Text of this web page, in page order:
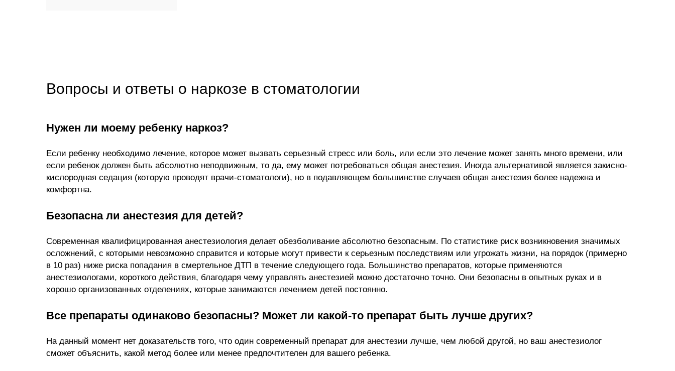
Вопросы и ответы о наркозе в стоматологии
Нужен ли моему ребенку наркоз?
Если ребенку необходимо лечение, которое может вызвать серьезный стресс или боль, или если это лечение может занять много времени, или
если ребенок должен быть абсолютно неподвижным, то да, ему может потребоваться общая анестезия. Иногда альтернативой является закисно-
кислородная седация (которую проводят врачи-стоматологи), но в подавляющем большинстве случаев общая анестезия более надежна и
комфортна.
Безопасна ли анестезия для детей?
Современная квалифицированная анестезиология делает обезболивание абсолютно безопасным. По статистике риск возникновения значимых
осложнений, с которыми невозможно справится и которые могут привести к серьезным последствиям или угрожать жизни, на порядок (примерно
в 10 раз) ниже риска попадания в смертельное ДТП в течение следующего года. Большинство препаратов, которые применяются
анестезиологами, короткого действия, благодаря чему управлять анестезией можно достаточно точно. Они безопасны в опытных руках и в
хорошо организованных отделениях, которые занимаются лечением детей постоянно.
Все препараты одинаково безопасны? Может ли какой-то препарат быть лучше других?
На данный момент нет доказательств того, что один современный препарат для анестезии лучше, чем любой другой, но ваш анестезиолог
сможет объяснить, какой метод более или менее предпочтителен для вашего ребенка.